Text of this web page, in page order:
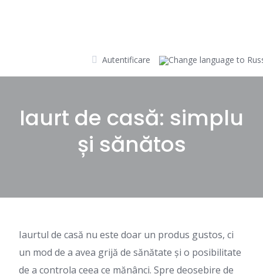
Autentificare
Iaurt de casă: simplu
și sănătos
Iaurtul de casă nu este doar un produs gustos, ci
un mod de a avea grijă de sănătate și o posibilitate
de a controla ceea ce mănânci. Spre deosebire de